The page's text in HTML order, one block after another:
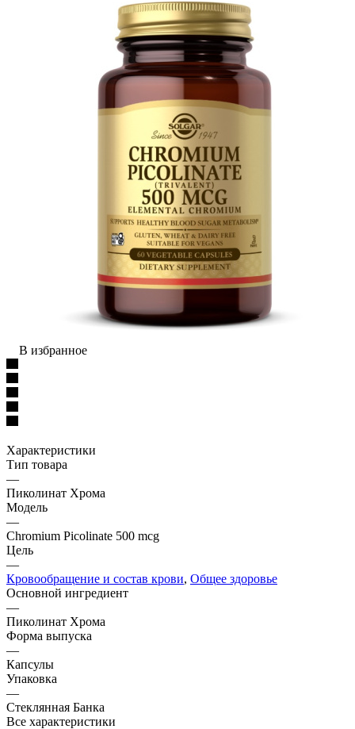
В избранное
Характеристики
Тип товара
—
Пиколинат Хрома
Модель
—
Chromium Picolinate 500 mcg
Цель
—
Кровообращение и состав крови, Общее здоровье
Основной ингредиент
—
Пиколинат Хрома
Форма выпуска
—
Капсулы
Упаковка
—
Стеклянная Банка
Все характеристики